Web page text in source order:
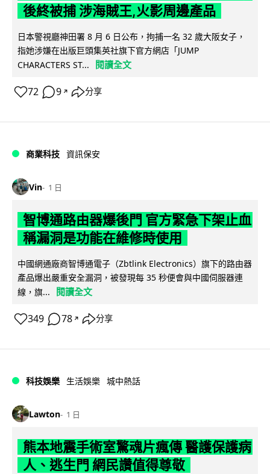
後終被捕 涉海賊王,火影周邊產品
日本警視廳神田署 8 月 6 日公布，拘捕一名 32 歲大阪女子，
指她涉嫌在出版巨頭集英社旗下官方網店「JUMP
CHARACTERS ST...
閱讀全文
72 9 ↗ 分享
商業科技 資訊保安
Vin 1 日
智博通路由器爆後門 官方緊急下架止血
稱漏洞是功能在維修時使用
中國網通廠商智博通電子（Zbtlink Electronics）旗下的路由器
產品爆出嚴重安全漏洞，被發現每 35 秒便會與中國伺服器連
線，旗...
閱讀全文
349 78 ↗ 分享
科技娛樂 生活娛樂 城中熱話
Lawton 1 日
熊本地震手術室驚魂片瘋傳 醫護保護病
人、逃生門 網民讚值得尊敬